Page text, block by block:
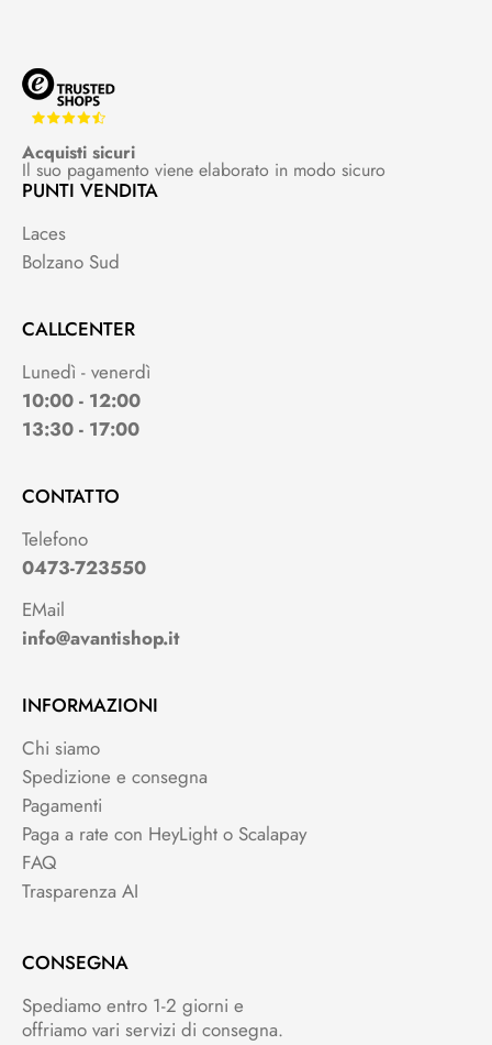
Acquisti sicuri
Il suo pagamento viene elaborato in modo sicuro
PUNTI VENDITA
Laces
Bolzano Sud
CALLCENTER
Lunedì - venerdì
10:00 - 12:00
13:30 - 17:00
CONTATTO
Telefono
0473-723550
EMail
info@avantishop.it
INFORMAZIONI
Chi siamo
Spedizione e consegna
Pagamenti
Paga a rate con HeyLight o Scalapay
FAQ
Trasparenza AI
CONSEGNA
Spediamo entro 1-2 giorni e
offriamo vari servizi di consegna.